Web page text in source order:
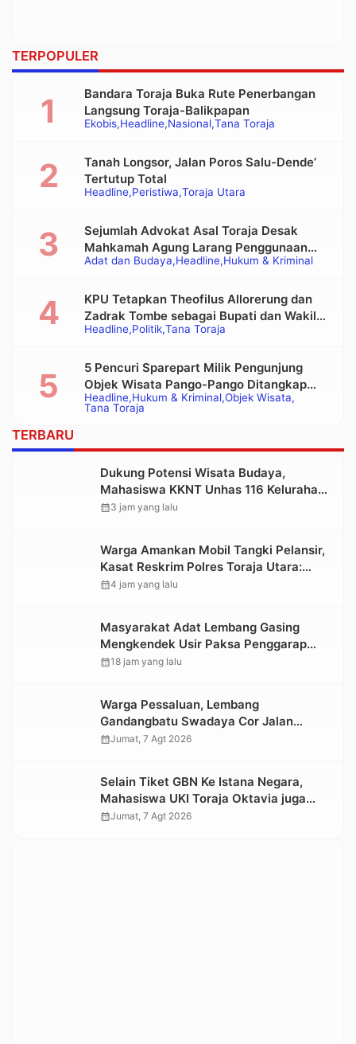
TERPOPULER
Ekobis Headline Nasional Tana Toraja
Bandara Toraja Buka Rute Penerbangan
Langsung Toraja-Balikpapan
Headline Peristiwa Toraja Utara
Tanah Longsor, Jalan Poros Salu-Dende’
Tertutup Total
Adat dan Budaya Headline Hukum & Kriminal
Sejumlah Advokat Asal Toraja Desak
Mahkamah Agung Larang Penggunaan
Alat Berat pada Eksekusi Rumah Adat
Headline Politik Tana Toraja
KPU Tetapkan Theofilus Allorerung dan
Zadrak Tombe sebagai Bupati dan Wakil
Bupati Tana Toraja Terpilih
Headline Hukum & Kriminal Objek Wisata
Tana Toraja
5 Pencuri Sparepart Milik Pengunjung
Objek Wisata Pango-Pango Ditangkap
Polisi
TERBARU
Dukung Potensi Wisata Budaya,
Mahasiswa KKNT Unhas 116 Kelurahan
Nonongan Utara Pasang Papan
calendar_month3 jam yang lalu
Warga Amankan Mobil Tangki Pelansir,
Kasat Reskrim Polres Toraja Utara:
Proses Hukum Berjalan Transparan
calendar_month4 jam yang lalu
Masyarakat Adat Lembang Gasing
Mengkendek Usir Paksa Penggarap
yang Rusak Kawasan Hutan
calendar_month18 jam yang lalu
Warga Pessaluan, Lembang
Gandangbatu Swadaya Cor Jalan
Kabupaten
calendar_monthJumat, 7 Agt 2026
Selain Tiket GBN Ke Istana Negara,
Mahasiswa UKI Toraja Oktavia juga
Lolos ke Pekan Seni Mahasiswa
calendar_monthJumat, 7 Agt 2026